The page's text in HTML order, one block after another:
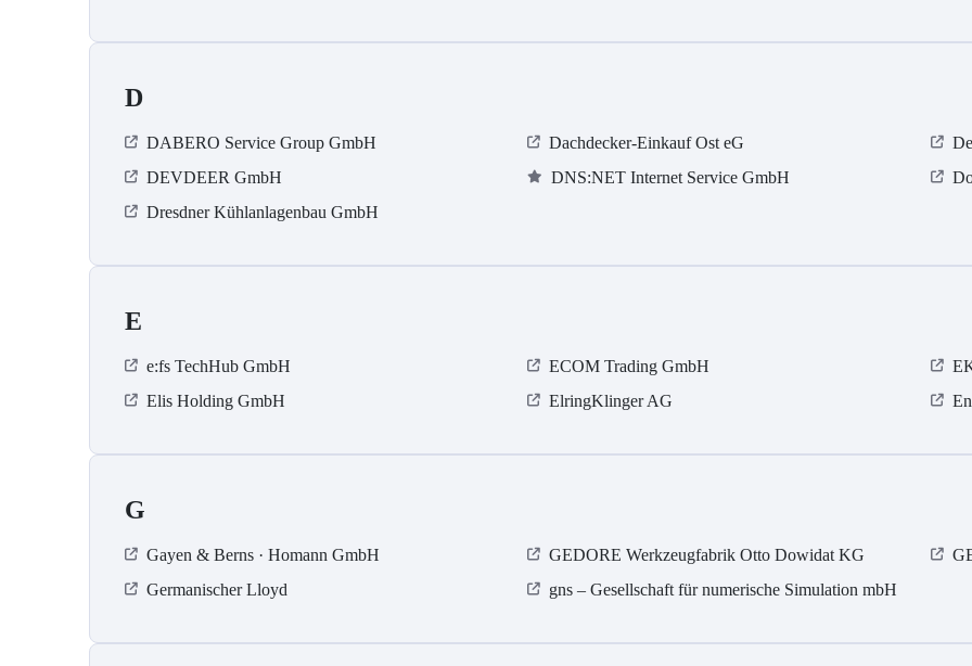
D
DABERO Service Group GmbH Dachdecker-Einkauf Ost eG
DEVDEER GmbH
DNS:NET Internet Service GmbH
Dresdner Kühlanlagenbau GmbH
E
e:fs TechHub GmbH ECOM Trading GmbH
Elis Holding GmbH
ElringKlinger AG
G
Gayen & Berns · Homann GmbH GEDORE Werkzeugfabrik Otto Dowidat KG
Germanischer Lloyd
gns – Gesellschaft für numerische Simulation mbH